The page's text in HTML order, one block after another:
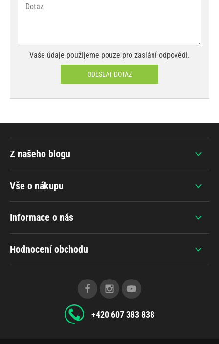
Vaše údaje použijeme pouze pro zaslání odpovědi.
ODESLAT DOTAZ
Vše o nákupu
Informace o nás
Hodnocení obchodu
+420 607 383 838
Z našeho blogu